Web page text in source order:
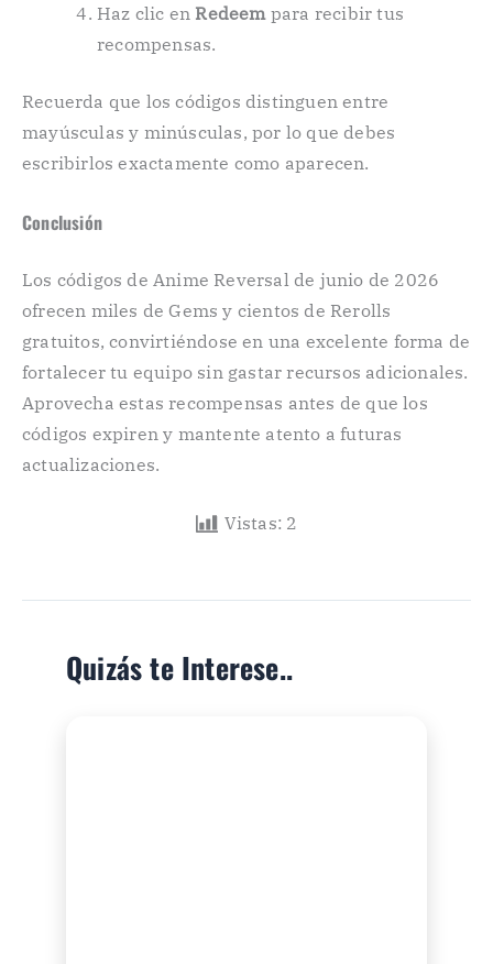
Haz clic en Redeempara recibir tus
recompensas.
Recuerda que los códigos distinguen entre
mayúsculas y minúsculas, por lo que debes
escribirlos exactamente como aparecen.
Conclusión
Los códigos de Anime Reversal de junio de 2026
ofrecen miles de Gems y cientos de Rerolls
gratuitos, convirtiéndose en una excelente forma de
fortalecer tu equipo sin gastar recursos adicionales.
Aprovecha estas recompensas antes de que los
códigos expiren y mantente atento a futuras
actualizaciones.
Vistas: 2
Quizás te Interese..